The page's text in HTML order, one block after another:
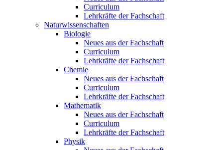
Curriculum
Lehrkräfte der Fachschaft
Naturwissenschaften
Biologie
Neues aus der Fachschaft
Curriculum
Lehrkräfte der Fachschaft
Chemie
Neues aus der Fachschaft
Curriculum
Lehrkräfte der Fachschaft
Mathematik
Neues aus der Fachschaft
Curriculum
Lehrkräfte der Fachschaft
Physik